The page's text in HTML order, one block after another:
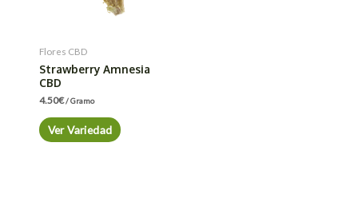
Flores CBD
Strawberry Amnesia
CBD
4.50€/ Gramo
Ver Variedad